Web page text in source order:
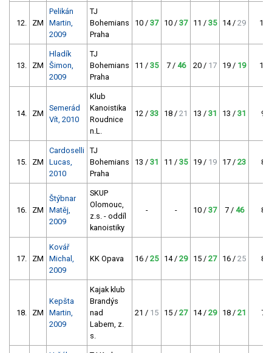
12. ZM
Pelikán
Martin,
2009
TJ
Bohemians
Praha
10 / 37 10 / 37 11 / 35 14 / 29 109
13. ZM
Hladík
Šimon,
2009
TJ
Bohemians
Praha
11 / 35 7 / 46 20 / 17 19 / 19 100
14. ZM
Semerád
Vít, 2010
Klub
Kanoistika
Roudnice
n.L.
12 / 33 18 / 21 13 / 31 13 / 31 95
15. ZM
Cardoselli
Lucas,
2010
TJ
Bohemians
Praha
13 / 31 11 / 35 19 / 19 17 / 23 89
16. ZM
Štýbnar
Matěj,
2009
SKUP
Olomouc,
z.s. - oddíl
kanoistiky
- - 10 / 37 7 / 46 83
17. ZM
Kovář
Michal,
2009
KK Opava 16 / 25 14 / 29 15 / 27 16 / 25 81
18. ZM
Kepšta
Martin,
2009
Kajak klub
Brandýs
nad
Labem, z.
s.
21 / 15 15 / 27 14 / 29 18 / 21 77